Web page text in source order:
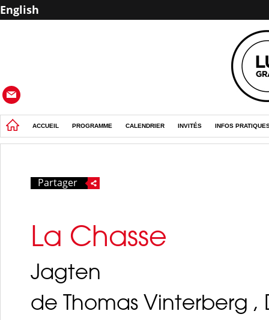
English
ACCUEIL PROGRAMME CALENDRIER INVITÉS INFOS
Partager
La Chasse
Jagten
de Thomas Vinterberg ,